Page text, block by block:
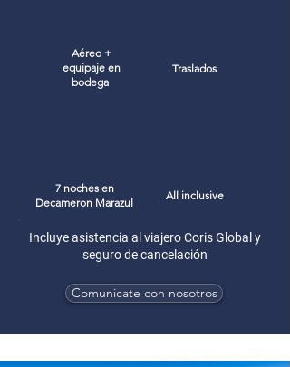
Aéreo +
equipaje en
bodega
Traslados
7 noches en
Decameron Marazul
All inclusive
Incluye asistencia al viajero Coris Global y
seguro de cancelación
Comunicate con nosotros